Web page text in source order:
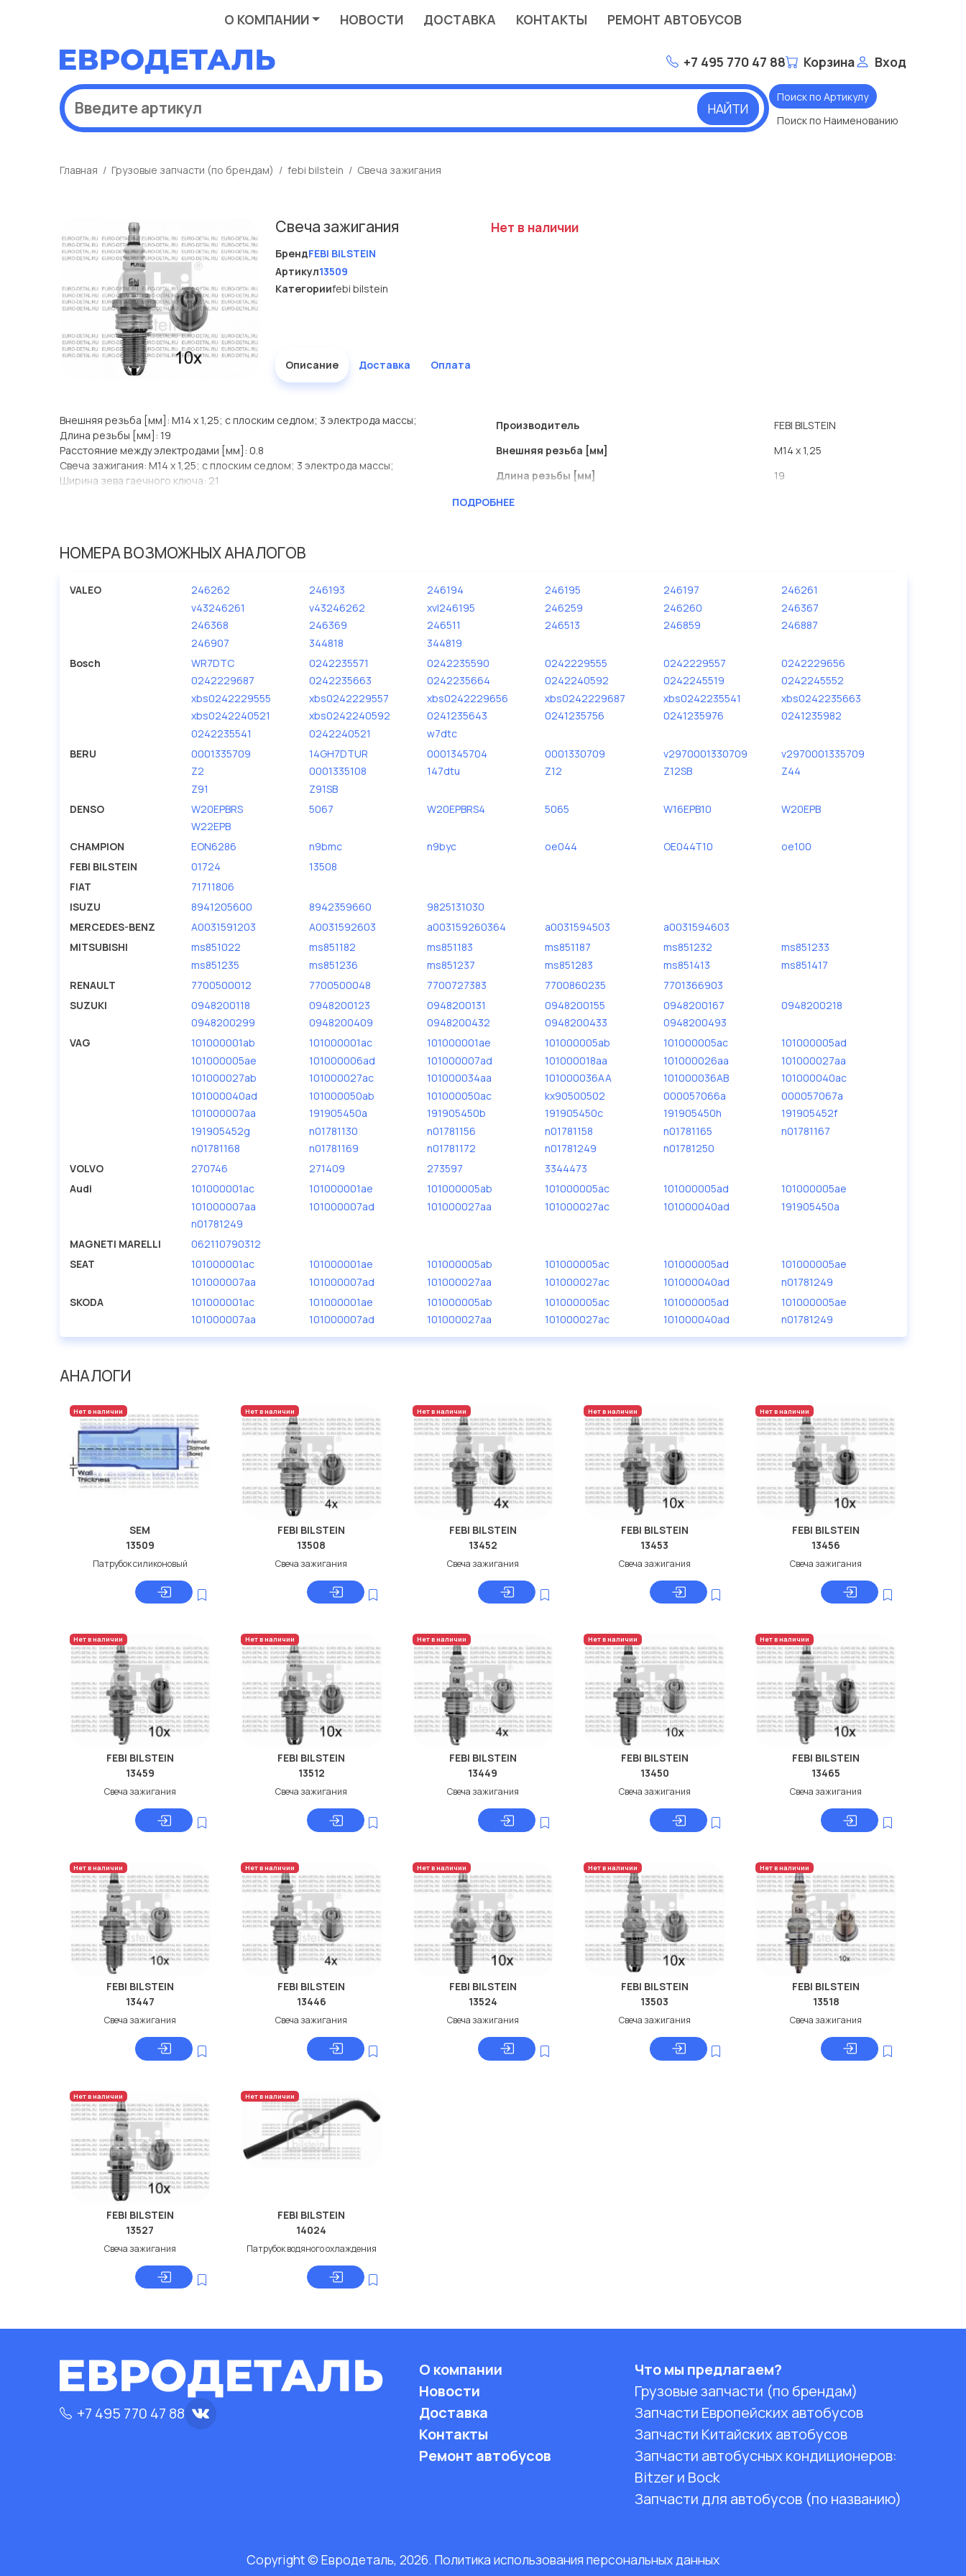
О КОМПАНИИ НОВОСТИ ДОСТАВКА КОНТАКТЫ РЕМОНТ АВТОБУСОВ
+7 495 770 47 88 Корзина Вход
НАЙТИ
Поиск по Артикулу
Поиск по Наименованию
Главная Грузовые запчасти (по брендам) febi bilstein Свеча зажигания
Свеча зажигания
БрендFEBI BILSTEIN
Артикул13509
Категорииfebi bilstein
Нет в наличии
Описание Доставка Оплата
Внешняя резьба [мм]: M14 x 1,25; с плоским седлом; 3 электрода массы;
Длина резьбы [мм]: 19
Расстояние между электродами [мм]: 0.8
Свеча зажигания: M14 x 1,25; с плоским седлом; 3 электрода массы;
Ширина зева гаечного ключа: 21
Производитель
FEBI BILSTEIN
Внешняя резьба [мм]
M14 x 1,25
Длина резьбы [мм]
19
Расстояние между электродами [мм]
ПОДРОБНЕЕ
НОМЕРА ВОЗМОЖНЫХ АНАЛОГОВ
VALEO 246262 246193 246194 246195 246197
246261
v43246261
v43246262 xvl246195 246259 246260
246367
246368
246369 246511 246513 246859
246887
246907
344818
344819
Bosch
WR7DTC 0242235571 0242235590 0242229555 0242229557
0242229656
0242229687
0242235663 0242235664 0242240592 0242245519
0242245552
xbs0242229555
xbs0242229557 xbs0242229656 xbs0242229687 xbs0242235541
xbs0242235663
xbs0242240521
xbs0242240592 0241235643 0241235756 0241235976
0241235982
0242235541
0242240521
w7dtc
BERU
0001335709 14GH7DTUR 0001345704 0001330709 v2970001330709
v2970001335709
Z2
0001335108 147dtu Z12 Z12SB
Z44
Z91
Z91SB
DENSO
W20EPBRS 5067 W20EPBRS4 5065 W16EPB10
W20EPB
W22EPB
CHAMPION
EON6286 n9bmc n9byc oe044 OE044T10
oe100
FEBI BILSTEIN
01724
13508
FIAT
71711806
ISUZU
8941205600 8942359660
9825131030
MERCEDES-BENZ
A0031591203 A0031592603 a003159260364 a0031594503
a0031594603
MITSUBISHI
ms851022 ms851182 ms851183 ms851187 ms851232
ms851233
ms851235
ms851236 ms851237 ms851283 ms851413
ms851417
RENAULT
7700500012 7700500048 7700727383 7700860235
7701366903
SUZUKI
0948200118 0948200123 0948200131 0948200155 0948200167
0948200218
0948200299
0948200409 0948200432 0948200433
0948200493
VAG
101000001ab 101000001ac 101000001ae 101000005ab 101000005ac
101000005ad
101000005ae
101000006ad 101000007ad 101000018aa 101000026aa
101000027aa
101000027ab
101000027ac 101000034aa 101000036AA 101000036AB
101000040ac
101000040ad
101000050ab 101000050ac kx90500502 000057066a
000057067a
101000007aa
191905450a 191905450b 191905450c 191905450h
191905452f
191905452g
n01781130 n01781156 n01781158 n01781165
n01781167
n01781168
n01781169 n01781172 n01781249
n01781250
VOLVO
270746 271409 273597
3344473
Audi
101000001ac 101000001ae 101000005ab 101000005ac 101000005ad
101000005ae
101000007aa
101000007ad 101000027aa 101000027ac 101000040ad
191905450a
n01781249
MAGNETI MARELLI
062110790312
SEAT
101000001ac 101000001ae 101000005ab 101000005ac 101000005ad
101000005ae
101000007aa
101000007ad 101000027aa 101000027ac 101000040ad
n01781249
SKODA
101000001ac 101000001ae 101000005ab 101000005ac 101000005ad
101000005ae
101000007aa
101000007ad 101000027aa 101000027ac 101000040ad n01781249
АНАЛОГИ
Нет в наличии
SEM
13509
Патрубок силиконовый
Нет в наличии
FEBI BILSTEIN
13508
Свеча зажигания
Нет в наличии
FEBI BILSTEIN
13452
Свеча зажигания
Нет в наличии
FEBI BILSTEIN
13453
Свеча зажигания
Нет в наличии
FEBI BILSTEIN
13456
Свеча зажигания
Нет в наличии
FEBI BILSTEIN
13459
Свеча зажигания
Нет в наличии
FEBI BILSTEIN
13512
Свеча зажигания
Нет в наличии
FEBI BILSTEIN
13449
Свеча зажигания
Нет в наличии
FEBI BILSTEIN
13450
Свеча зажигания
Нет в наличии
FEBI BILSTEIN
13465
Свеча зажигания
Нет в наличии
FEBI BILSTEIN
13447
Свеча зажигания
Нет в наличии
FEBI BILSTEIN
13446
Свеча зажигания
Нет в наличии
FEBI BILSTEIN
13524
Свеча зажигания
Нет в наличии
FEBI BILSTEIN
13503
Свеча зажигания
Нет в наличии
FEBI BILSTEIN
13518
Свеча зажигания
Нет в наличии
FEBI BILSTEIN
13527
Свеча зажигания
Нет в наличии
FEBI BILSTEIN
14024
Патрубок водяного охлаждения
+7 495 770 47 88
О компании
Новости
Доставка
Контакты
Ремонт автобусов
Что мы предлагаем?
Грузовые запчасти (по брендам)
Запчасти Европейских автобусов
Запчасти Китайских автобусов
Запчасти автобусных кондиционеров:
Bitzer и Bock
Запчасти для автобусов (по названию)
Copyright © Евродеталь, 2026. Политика использования персональных данных